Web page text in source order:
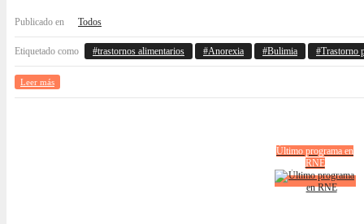
Publicado en Todos
Etiquetado como trastornos alimentarios Anorexia Bulimia Trastorno
Leer más
Último programa en
RNE